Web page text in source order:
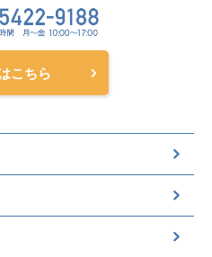
こちら